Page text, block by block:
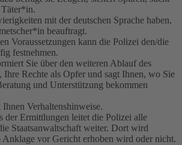
mit der deutschen Sprache haben,
beauftragt.
Voraussetzungen kann die Polizei den/die
festnehmen.
Sie über den weiteren Ablauf des
Ihre Rechte als Opfer und sagt Ihnen, wo Sie
und Unterstützung bekommen
Verhaltenshinweise.
der Ermittlungen leitet die Polizei alle
Staatsanwaltschaft weiter. Dort wird
Anklage vor Gericht erhoben wird oder nicht.